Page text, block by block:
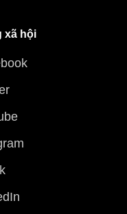
xã hội